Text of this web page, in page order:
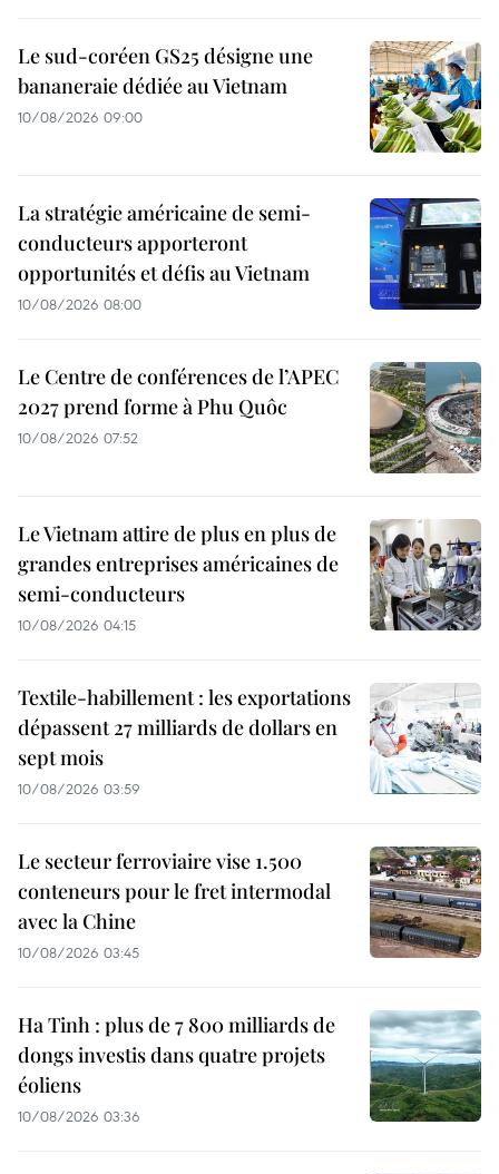
Le sud-coréen GS25 désigne une
bananeraie dédiée au Vietnam
10/08/2026 09:00
La stratégie américaine de semi-
conducteurs apporteront
opportunités et défis au Vietnam
10/08/2026 08:00
Le Centre de conférences de l’APEC
2027 prend forme à Phu Quôc
10/08/2026 07:52
Le Vietnam attire de plus en plus de
grandes entreprises américaines de
semi-conducteurs
10/08/2026 04:15
Textile-habillement : les exportations
dépassent 27 milliards de dollars en
sept mois
10/08/2026 03:59
Le secteur ferroviaire vise 1.500
conteneurs pour le fret intermodal
avec la Chine
10/08/2026 03:45
Ha Tinh : plus de 7 800 milliards de
dongs investis dans quatre projets
éoliens
10/08/2026 03:36